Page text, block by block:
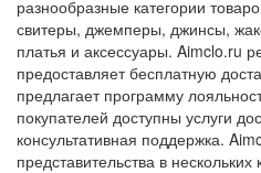
разнообразные категории
свитеры, джемперы, джинсы,
платья и аксессуары. Aimclo.ru
предоставляет бесплатную
предлагает программу
покупателей доступны услуги
консультативная поддержка.
представительства в